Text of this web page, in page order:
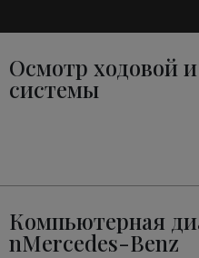
Осмотр ходовой
системы
Компьютерная
nMercedes-Benz